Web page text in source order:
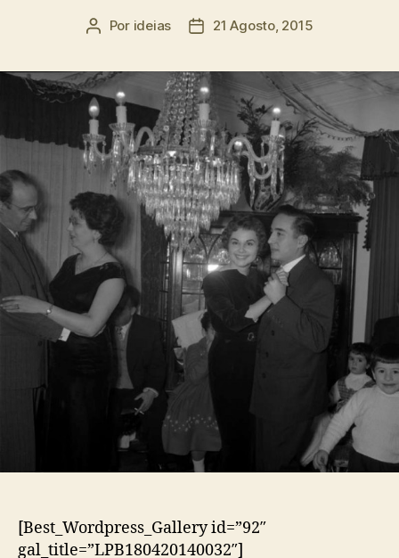
Autor
Por ideias
Data21 Agosto, 2015
[Best_Wordpress_Gallery id=”92″
gal_title=”LPB180420140032″]